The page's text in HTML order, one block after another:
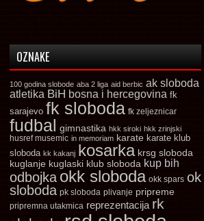
OZNAKE
100 godina slobode aba 2 liga aid berbic ak sloboda
atletika BiH bosna i hercegovina fk
sarajevo fk sloboda fk zeljeznicar
fudbal gimnastika hkk siroki hkk zrinjski
husref musemic in memoriam karate karate klub
sloboda kk kakanj kosarka krsg sloboda
kuglanje kuglaski klub sloboda kup bih
odbojka okk sloboda okk spars ok
sloboda pk sloboda plivanje pripreme
pripremna utakmica reprezentacija rk